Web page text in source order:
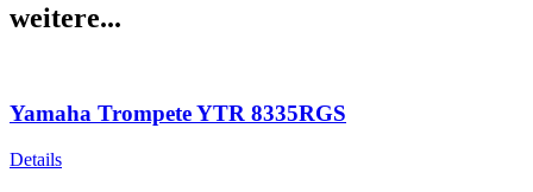
Silver
weitere...
Yamaha Trompete YTR 8335RGS
Details